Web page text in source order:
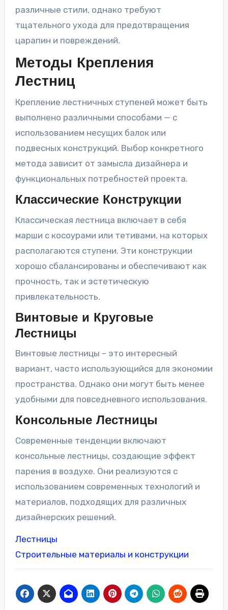
различные стили, однако требуют
тщательного ухода для предотвращения
царапин и повреждений.
Методы Крепления
Лестниц
Крепление лестничных ступеней может быть
выполнено различными способами — с
использованием несущих балок или
подвесных конструкций. Выбор конкретного
метода зависит от замысла дизайнера и
функциональных потребностей проекта.
Классические Конструкции
Классическая лестница включает в себя
марши с косоурами или тетивами, на которых
располагаются ступени. Эти конструкции
хорошо сбалансированы и обеспечивают как
прочность, так и эстетическую
привлекательность.
Винтовые и Круговые
Лестницы
Винтовые лестницы – это интересный
вариант, часто использующийся для экономии
пространства. Однако они могут быть менее
удобными для повседневного использования.
Консольные Лестницы
Современные тенденции включают
консольные лестницы, создающие эффект
парения в воздухе. Они реализуются с
использованием современных технологий и
материалов, подходящих для различных
дизайнерских решений.
Лестницы
Строительные материалы и конструкции